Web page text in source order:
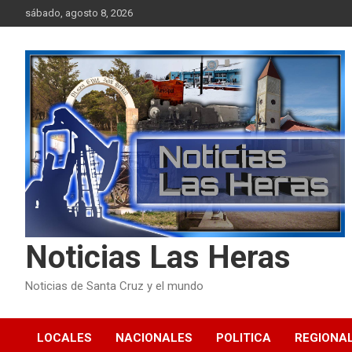
to
sábado, agosto 8, 2026
Noticias Las Heras
Noticias de Santa Cruz y el mundo
LOCALES NACIONALES POLITICA